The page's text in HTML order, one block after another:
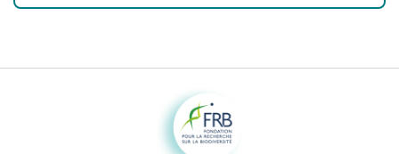
Fondation pour la recherche sur la biodiversité